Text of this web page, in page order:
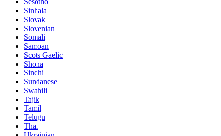
Sinhala
Slovak
Slovenian
Somali
Samoan
Scots Gaelic
Shona
Sindhi
Sundanese
Swahili
Tajik
Tamil
Telugu
Thai